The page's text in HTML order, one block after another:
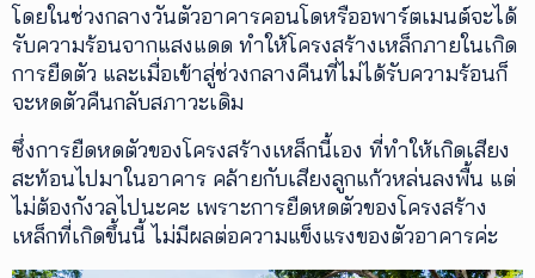
โดยในช่วงกลางวันตัวอาคารคอนโดหรืออพาร์ตเมนต์จะได้
รับความร้อนจากแสงแดด ทำให้โครงสร้างเหล็กภายในเกิด
การยืดตัว และเมื่อเข้าสู่ช่วงกลางคืนที่ไม่ได้รับความร้อนก็
จะหดตัวคืนกลับสภาวะเดิม
ซึ่งการยืดหดตัวของโครงสร้างเหล็กนี้เอง ที่ทำให้เกิดเสียง
สะท้อนไปมาในอาคาร คล้ายกับเสียงลูกแก้วหล่นลงพื้น แต่
ไม่ต้องกังวลไปนะคะ เพราะการยืดหดตัวของโครงสร้าง
เหล็กที่เกิดขึ้นนี้ ไม่มีผลต่อความแข็งแรงของตัวอาคารค่ะ